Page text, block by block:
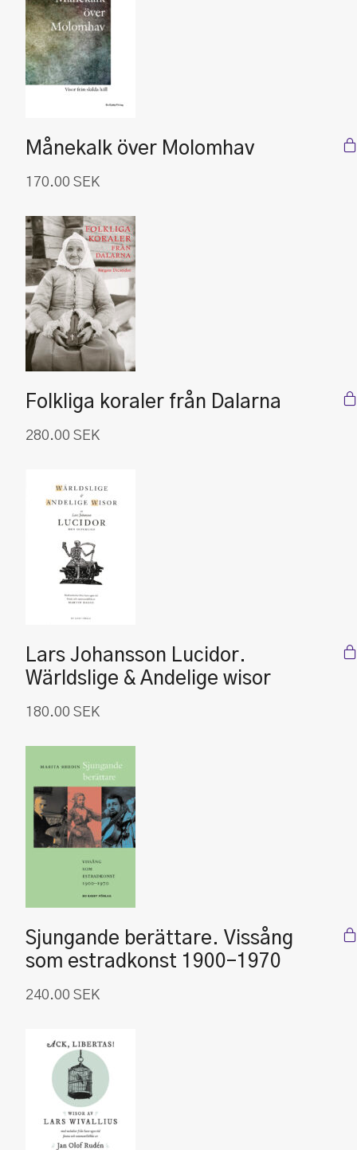
Månekalk över Molomhav
170.00 SEK
Folkliga koraler från Dalarna
280.00 SEK
Lars Johansson Lucidor.
Wärldslige & Andelige wisor
180.00 SEK
Sjungande berättare. Vissång
som estradkonst 1900-1970
240.00 SEK